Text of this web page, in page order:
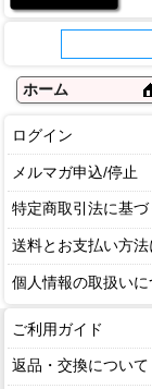
ホーム
ログイン
メルマガ申込/停止
特定商取引法に基
送料とお支払い方法
個人情報の取扱いに
ご利用ガイド
返品・交換について